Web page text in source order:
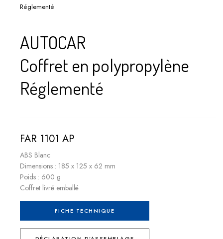
Réglementé
AUTOCAR
Coffret en polypropylène
Réglementé
FAR 1101 AP
ABS Blanc
Dimensions : 185 x 125 x 62 mm
Poids : 600 g
Coffret livré emballé
FICHE TECHNIQUE